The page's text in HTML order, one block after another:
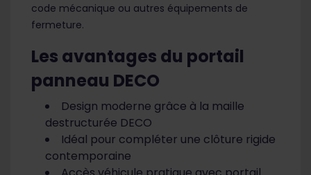
code mécanique ou autres équipements de
fermeture.
Les avantages du portail
panneau DECO
Design moderne grâce à la maille
destructurée DECO
Idéal pour compléter une clôture rigide
contemporaine